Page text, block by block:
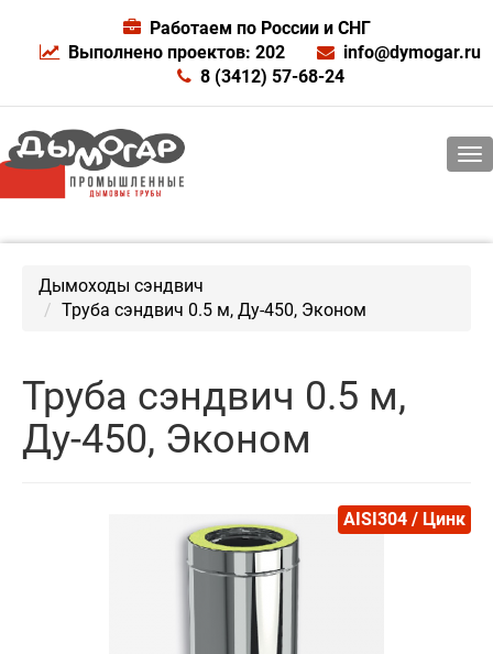
Работаем по России и СНГ
Выполнено проектов: 202
info@dymogar.ru
8 (3412) 57-68-24
Дымоходы сэндвич
Труба сэндвич 0.5 м, Ду-450, Эконом
Труба сэндвич 0.5 м,
Ду-450, Эконом
AISI304 / Цинк